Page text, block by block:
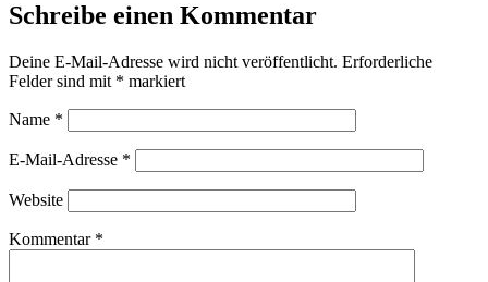
Schreibe einen Kommentar
Deine E-Mail-Adresse wird nicht veröffentlicht. Erforderliche
Felder sind mit * markiert
Name *
E-Mail-Adresse *
Website
Kommentar *